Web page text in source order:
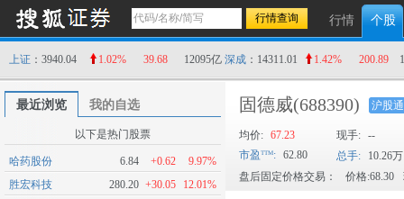
行情 个股
上证 ：3940.04 1.02% 39.68 12095亿 深成 ：14311.01 1.42% 200.89
最近浏览 我的自选
以下是热门股票
哈药股份 6.84 +0.62
9.97%
胜宏科技
280.20 +30.05
12.01%
固德威(688390) 沪股通
均价: 67.23 现手: --
市盈
: 62.80 总手:
10.26万
盘后固定价格交易：
价格:68.30